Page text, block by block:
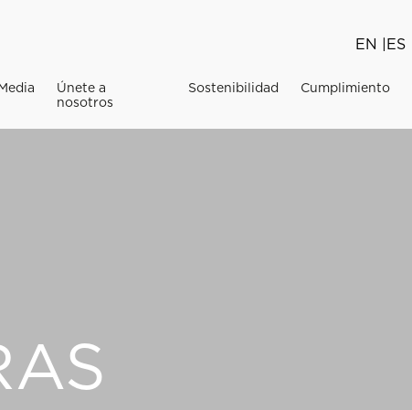
EN ES
Media
Únete a
nosotros
Sostenibilidad Cumplimiento